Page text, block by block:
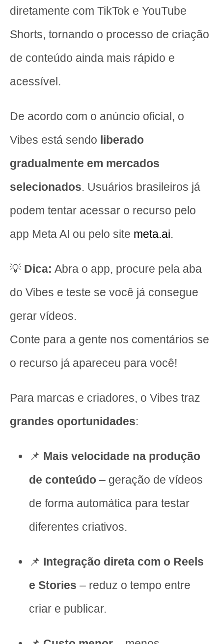
diretamente com TikTok e YouTube
Shorts, tornando o processo de criação
de conteúdo ainda mais rápido e
acessível.
De acordo com o anúncio oficial, o
Vibes está sendo liberado
gradualmente em mercados
selecionados. Usuários brasileiros já
podem tentar acessar o recurso pelo
app Meta AI ou pelo site meta.ai.
💡 Dica: Abra o app, procure pela aba
do Vibes e teste se você já consegue
gerar vídeos.
Conte para a gente nos comentários se
o recurso já apareceu para você!
Para marcas e criadores, o Vibes traz
grandes oportunidades:
📌 Mais velocidade na produção
de conteúdo – geração de vídeos
de forma automática para testar
diferentes criativos.
📌 Integração direta com o Reels
e Stories – reduz o tempo entre
criar e publicar.